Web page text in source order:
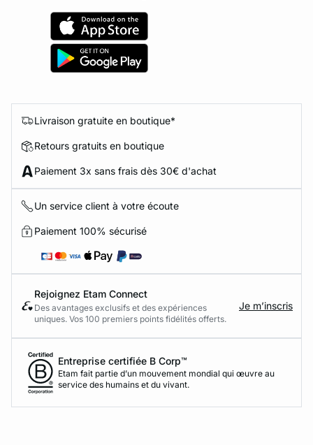
Livraison gratuite en boutique*
Retours gratuits en boutique
Paiement 3x sans frais dès 30€ d'achat
Un service client à votre écoute
Paiement 100% sécurisé
Rejoignez Etam Connect
Des avantages exclusifs et des expériences
uniques. Vos 100 premiers points fidélités offerts.
Je m’inscris
Entreprise certifiée B Corp™
Etam fait partie d’un mouvement mondial qui œuvre au
service des humains et du vivant.